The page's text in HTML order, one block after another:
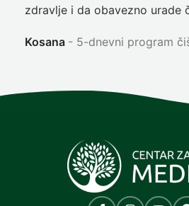
zdravlje i da obavezno urade
Kosana 5-dnevni program